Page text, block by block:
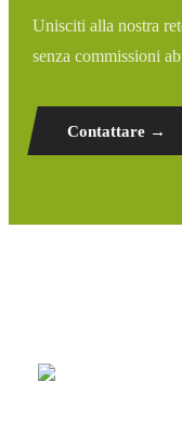
Unisciti alla nostra
senza commissioni
Contattare →